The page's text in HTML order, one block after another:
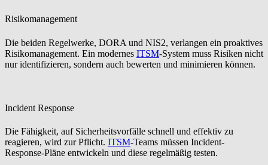
Risikomanagement
Die beiden Regelwerke, DORA und NIS2, verlangen ein proaktives
Risikomanagement. Ein modernes ITSM-System muss Risiken nicht
nur identifizieren, sondern auch bewerten und minimieren können.
Incident Response
Die Fähigkeit, auf Sicherheitsvorfälle schnell und effektiv zu
reagieren, wird zur Pflicht. ITSM-Teams müssen Incident-
Response-Pläne entwickeln und diese regelmäßig testen.